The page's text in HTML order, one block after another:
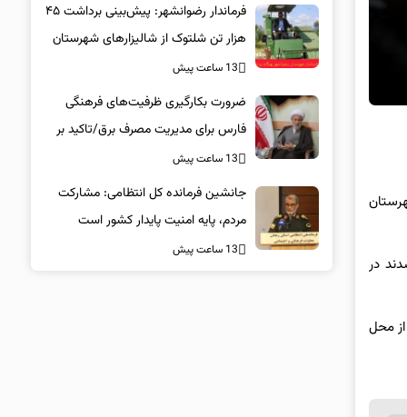
در
از ۲۹ روز در یک نقطه رها و از محل
فرماندار رضوانشهر: پیش‌بینی برداشت ۴۵
هزار تن شلتوک از شالیزارهای شهرستان
13 ساعت پیش
ضرورت بکارگیری ظرفیت‌های فرهنگی
فارس برای مدیریت مصرف برق/تاکید بر
همراهی همگانی در پویش ۲۵ درجه
13 ساعت پیش
جانشین فرمانده کل انتظامی: مشارکت
مردم، پایه امنیت پایدار کشور است
13 ساعت پیش